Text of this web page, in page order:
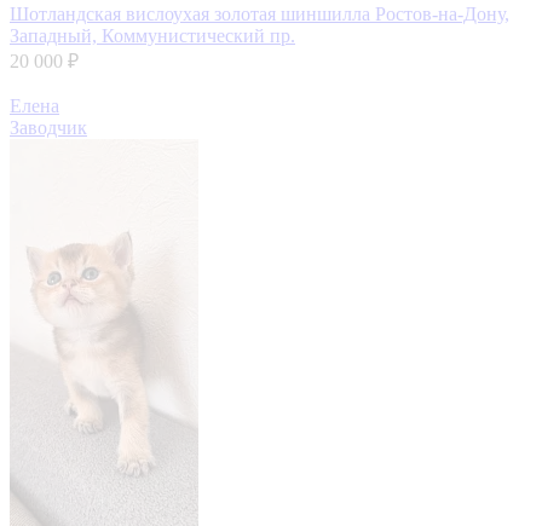
Шотландская вислоухая золотая шиншилла Ростов-на-Дону,
Западный, Коммунистический пр.
20 000 ₽
Елена
Заводчик